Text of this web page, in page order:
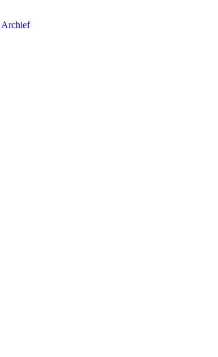
Archief